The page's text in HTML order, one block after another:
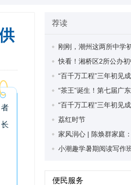
荐读
荔红时节
便民服务